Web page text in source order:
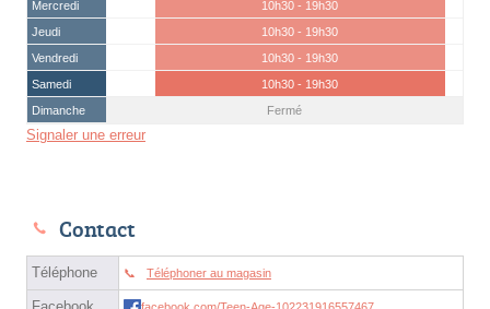
Mercredi
10h30 - 19h30
Jeudi
10h30 - 19h30
Vendredi
10h30 - 19h30
Samedi
10h30 - 19h30
Dimanche
Fermé
Signaler une erreur
Contact
Téléphone Téléphoner au magasin